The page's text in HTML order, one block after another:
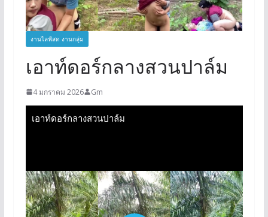
งานไลฟ์สด งานกลุ่ม
เอาท์ดอร์กลางสวนปาล์ม
4 มกราคม 2026 Gm